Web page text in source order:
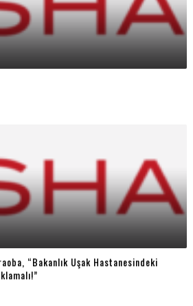
“Bakanlık Uşak Hastanesindeki